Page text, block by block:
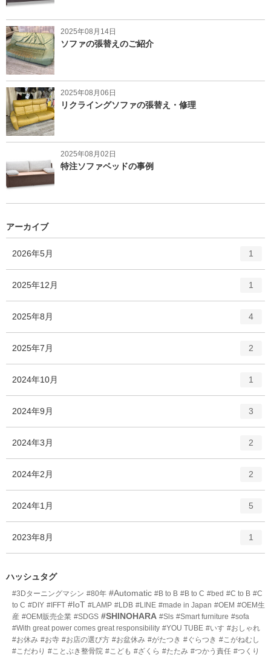
2025年08月14日
ソファの張替えのご紹介
2025年08月06日
リクライングソファの張替え・修理
2025年08月02日
特注ソファベッドの事例
アーカイブ
2026年5月
リ
ー
1
2025年12月
ー
1
2025年8月
ー
数
4
2025年7月
リ
ー
2
2024年10月
ー
1
2024年9月
ー
3
2024年3月
ー
2
2024年2月
ー
2
2024年1月
ー
5
2023年8月
リ
数
1
ハッシュタグ
#3Dターニングマシン #80年 #Automatic #B to B #B to C #bed #C to B #C
to C #DIY #IFFT #IoT #LAMP #LDB #LINE #made in Japan #OEM #OEM生
産 #OEM販売企業 #SDGS #SHINOHARA #Sls #Smart furniture #sofa
#With great power comes great responsibility #YOU TUBE #いす #おしゃれ
#お休み #お寺 #お店の選び方 #お盆休み #がたつき #ぐらつき #こがねむし
#こだわり #ことぶき整骨院 #こども #ざくら #たたみ #つかう責任 #つくり